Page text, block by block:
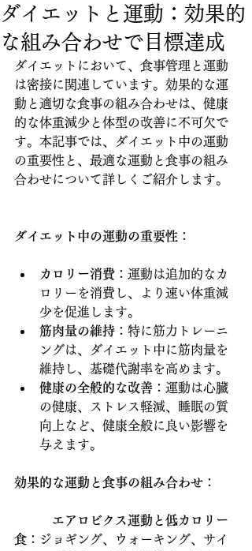
ダイエットと運動：効果的
な組み合わせで目標達成
ダイエットにおいて、食事管理と運動
は密接に関連しています。効果的な運
動と適切な食事の組み合わせは、健康
的な体重減少と体型の改善に不可欠で
す。本記事では、ダイエット中の運動
の重要性と、最適な運動と食事の組み
合わせについて詳しくご紹介します。
ダイエット中の運動の重要性 ：
カロリー消費 ：運動は追加的なカ
ロリーを消費し、より速い体重減
少を促進します。
筋肉量の維持 ：特に筋力トレーニ
ングは、ダイエット中に筋肉量を
維持し、基礎代謝率を高めます。
健康の全般的な改善 ：運動は心臓
の健康、ストレス軽減、睡眠の質
向上など、健康全般に良い影響を
与えます。
効果的な運動と食事の組み合わせ ：
エアロビクス運動と低カロリー
食 ：ジョギング、ウォーキング、サイ